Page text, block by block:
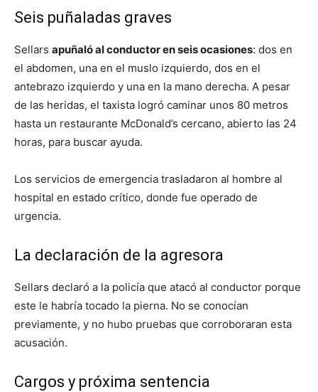
Seis puñaladas graves
Sellars apuñaló al conductor en seis ocasiones: dos en
el abdomen, una en el muslo izquierdo, dos en el
antebrazo izquierdo y una en la mano derecha. A pesar
de las heridas, el taxista logró caminar unos 80 metros
hasta un restaurante McDonald’s cercano, abierto las 24
horas, para buscar ayuda.
Los servicios de emergencia trasladaron al hombre al
hospital en estado crítico, donde fue operado de
urgencia.
La declaración de la agresora
Sellars declaró a la policía que atacó al conductor porque
este le habría tocado la pierna. No se conocían
previamente, y no hubo pruebas que corroboraran esta
acusación.
Cargos y próxima sentencia